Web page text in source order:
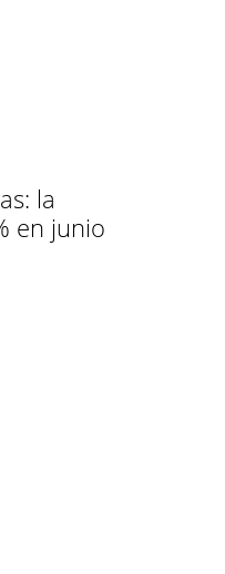
la
en junio